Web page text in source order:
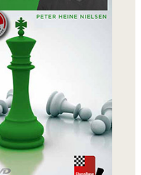
Minutes
FritzTrainer
Starting
out
Beginner
products
ChessBase
Magazine
Magazine
Extra
Subscription